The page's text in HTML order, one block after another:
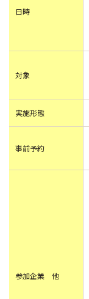
日時
対象
実施形態
事前予約
参加企業 他